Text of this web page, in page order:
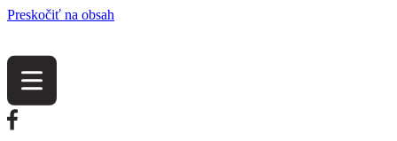
Preskočiť na obsah